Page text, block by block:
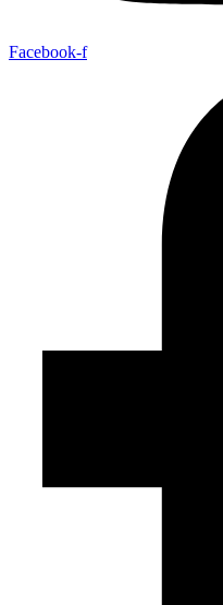
Facebook-f